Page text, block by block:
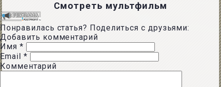
Смотреть мультфильм
Понравилась статья? Поделиться с друзьями:
Добавить комментарий
Имя *
Email *
Комментарий